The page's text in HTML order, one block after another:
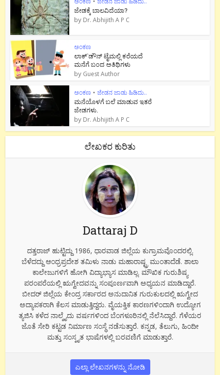
ಜೇಡಕ್ಕೆ ಬಾಲವಿದೆಯಾ?
by Dr. Abhijith A P C
ಅಂಕಣ
ಲಾಕ್`ಡೌನ್ ಟೈಮಲ್ಲಿ ಕರೆಯದೆ
ಮನೆಗೆ ಬಂದ ಅತಿಥಿಗಳು
by Guest Author
ಅಂಕಣ • ಜೇಡನ ಜಾಡು ಹಿಡಿದು..
ಮನೆಯೊಳಗೆ ಬಲೆ ಮಾಡುವ ಇತರೆ
ಜೇಡಗಳು.
by Dr. Abhijith A P C
ಲೇಖಕರ ಕುರಿತು
Dattaraj D
ದತ್ತರಾಜ್ ಹುಟ್ಟಿದ್ದು 1986, ಧಾರವಾಡ ಜಿಲ್ಲೆಯ ಕುಗ್ರಾಮವೊಂದರಲ್ಲಿ.
ಬೆಳೆದದ್ದು ಆಂಧ್ರಪ್ರದೇಶ ತಮಿಳು ನಾಡು ಮಹಾರಾಷ್ಟ್ರ ಮುಂತಾದೆಡೆ. ಶಾಲಾ
ಕಾಲೇಜುಗಳಿಗೆ ಹೋಗಿ ವಿದ್ಯಾಭ್ಯಾಸ ಮಾಡಿಲ್ಲ. ಮೌಖಿಕ ಗುರುಶಿಷ್ಯ
ಪರಂಪರೆಯಲ್ಲಿ ಋಗ್ವೇದವನ್ನು ಸಂಪೂರ್ಣವಾಗಿ ಅಧ್ಯಯನ ಮಾಡಿದ್ದಾರೆ.
ಬೀದರ್ ಜಿಲ್ಲೆಯ ಕೇಂದ್ರ ಸರ್ಕಾರದ ಅನುದಾನಿತ ಗುರುಕುಲದಲ್ಲಿ ಋಗ್ವೇದ
ಅದ್ಯಾಪಕರಾಗಿ ಕೆಲಸ ಮಾಡುತ್ತಿದ್ದರು. ವೈಯಕ್ತಿಕ ಕಾರಣಗಳಿಂದಾಗಿ ಉದ್ಯೋಗ
ತ್ಯಜಿಸಿ ಕಳೆದ ನಾಲ್ಕೈದು ವರ್ಷಗಳಿಂದ ಬೆಂಗಳೂರಿನಲ್ಲಿ ನೆಲೆಸಿದ್ದಾರೆ. ಗೆಳೆಯರ
ಜೊತೆ ಸೇರಿ ಕಟ್ಟಡ ನಿರ್ಮಾಣ ಸಂಸ್ಥೆ ನಡೆಸುತ್ತಾರೆ. ಕನ್ನಡ, ತೆಲುಗು, ಹಿಂದೀ
ಮತ್ತು ಸಂಸ್ಕೃತ ಭಾಷೆಗಳಲ್ಲಿ ಬರವಣಿಗೆ ಮಾಡುತ್ತಾರೆ.
ಎಲ್ಲಾ ಲೇಖನಗಳನ್ನು ನೋಡಿ